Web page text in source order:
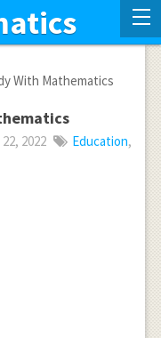
With Mathematics
2022 Education,